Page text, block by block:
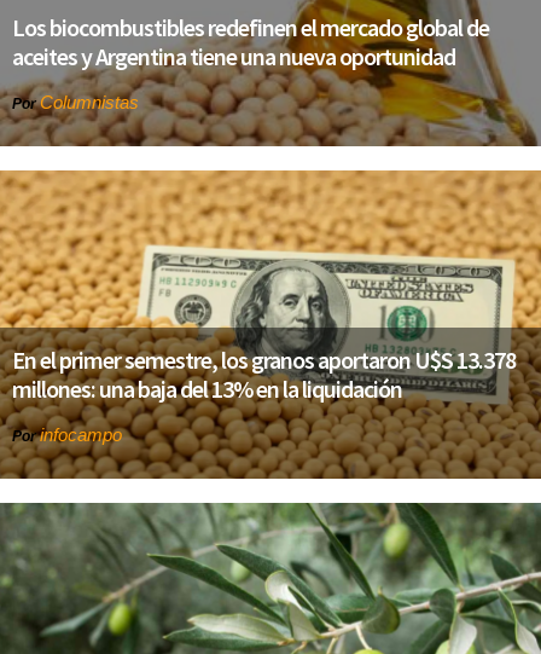
Los biocombustibles redefinen el mercado global de
aceites y Argentina tiene una nueva oportunidad
PorColumnistas
En el primer semestre, los granos aportaron U$S 13.378
millones: una baja del 13% en la liquidación
Porinfocampo